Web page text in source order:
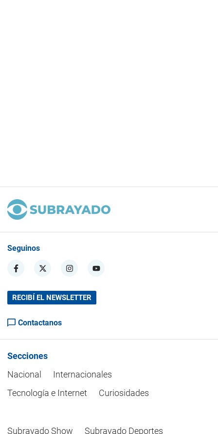
Seguinos
RECIBÍ EL NEWSLETTER
Contactanos
Secciones
Nacional
Internacionales
Tecnología e Internet
Curiosidades
Subrayado Show Subrayado Deportes